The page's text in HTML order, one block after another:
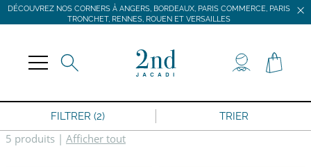
DÉCOUVREZ NOS CORNERS À ANGERS, BORDEAUX, PARIS COMMERCE, PARIS
TRONCHET, RENNES, ROUEN ET VERSAILLES
DÉCOUVREZ NOS CORNERS À ANGERS, BORDEAUX, PARIS COMMERCE, PARIS
TRONCHET, RENNES, ROUEN ET VERSAILLES
FILTRER (2) TRIER
5 produits | Afficher tout